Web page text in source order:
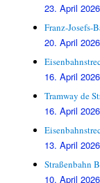
23. April 2026
Franz-Josefs-
20. April 2026
16. April 2026
Tramway de
16. April 2026
13. April 2026
Straßenbahn
10. April 2026